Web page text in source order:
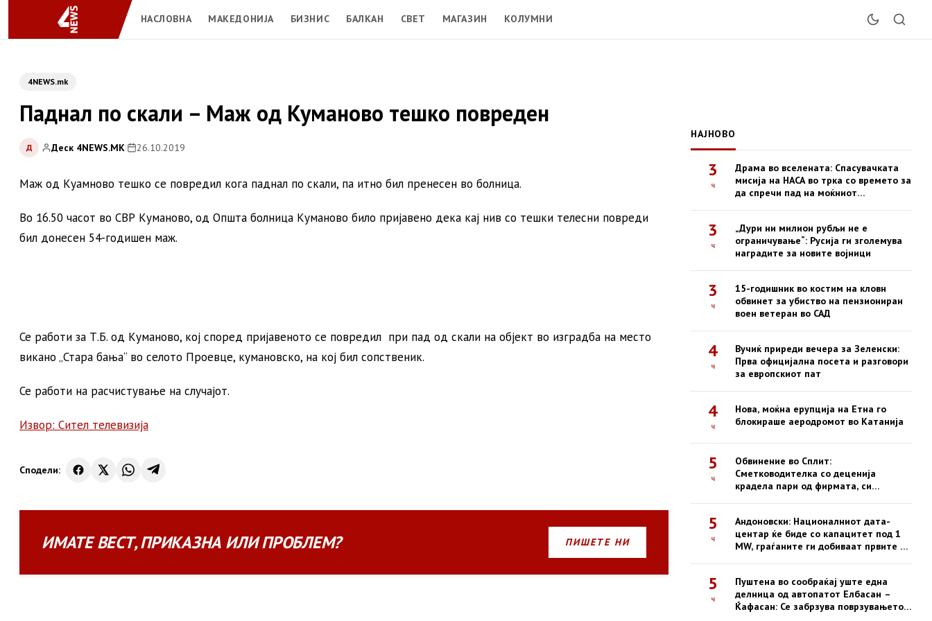
НАСЛОВНА МАКЕДОНИЈА БИЗНИС БАЛКАН СВЕТ МАГАЗИН КОЛУМНИ
4NEWS.mk
Паднал по скали – Маж од Куманово тешко повреден
Д Деск 4NEWS.MK| 26.10.2019
Маж од Куамново тешко се повредил кога паднал по скали, па итно бил пренесен во болница.
Во 16.50 часот во СВР Куманово, од Општа болница Куманово било пријавено дека кај нив со тешки телесни повреди
бил донесен 54-годишен маж.
Се работи за Т.Б. од Куманово, кој според пријавеното се повредил при пад од скали на објект во изградба на место
викано „Стара бања“ во селото Проевце, кумановско, на кој бил сопственик.
Се работи на расчистување на случајот.
Извор: Сител телевизија
Сподели:
ИМАТЕВЕСТ,ПРИКАЗНА ИЛИПРОБЛЕМ? ПИШЕТЕ НИ
НАЈНОВО
3
ч
Драма во вселената: Спасувачката
мисија на НАСА во трка со времето за
да спречи пад на моќниот
3
ч
„Дури ни милион рубљи не е
ограничување“: Русија ги зголемува
наградите за новите војници
3
ч
15-годишник во костим на кловн
обвинет за убиство на пензиониран
воен ветеран во САД
4
ч
Вучиќ приреди вечера за Зеленски:
Прва официјална посета и разговори
за европскиот пат
4
ч
Нова, моќна ерупција на Етна го
блокираше аеродромот во Катанија
5
ч
Обвинение во Сплит:
Сметководителка со деценија
крадела пари од фирмата, си
5
ч
Андоновски: Националниот дата-
центар ќе биде со капацитет под 1
MW, граѓаните ги добиваат првите е-
5
ч
Пуштена во сообраќај уште една
делница од автопатот Елбасан –
Ќафасан: Се забрзува поврзувањето